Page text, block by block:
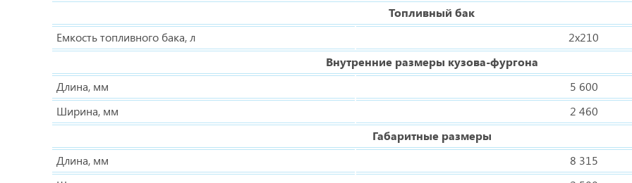
Топливный бак
Емкость топливного бака, л
2х210
Внутренние размеры кузова-фургона
Длина, мм
5 600
Ширина, мм
2 460
Габаритные размеры
Длина, мм
8 315